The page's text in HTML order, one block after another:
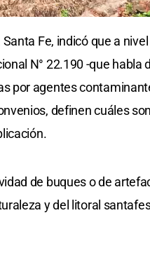
Fe, indicó que a
N° 22.190 -que habla
por agentes
definen cuáles
de buques o de
y del litoral